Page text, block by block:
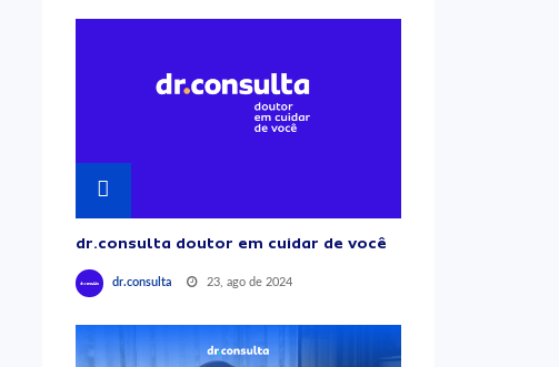
dr.consulta doutor em cuidar de você
dr.consulta 23, ago de 2024